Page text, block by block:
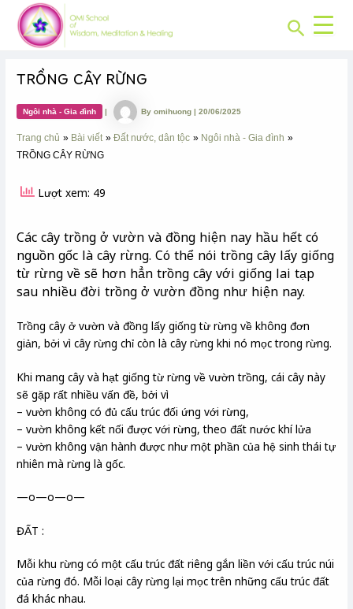
content
Search
TRỒNG CÂY RỪNG
Ngôi nhà - Gia đình | Byomihuong|20/06/2025
Trang chủ Bài viết Đất nước, dân tộc
Ngôi nhà - Gia đình
TRỒNG CÂY RỪNG
Lượt xem: 49
Các cây trồng ở vườn và đồng hiện nay hầu hết có
nguồn gốc là cây rừng. Có thể nói trồng cây lấy giống
từ rừng về sẽ hơn hẳn trồng cây với giống lai tạp
sau nhiều đời trồng ở vườn đồng như hiện nay.
Trồng cây ở vườn và đồng lấy giống từ rừng về không đơn
giản, bởi vì cây rừng chỉ còn là cây rừng khi nó mọc trong rừng.
Khi mang cây và hạt giống từ rừng về vườn trồng, cái cây này
sẽ gặp rất nhiều vấn đề, bởi vì
– vườn không có đủ cấu trúc đối ứng với rừng,
– vườn không kết nối được với rừng, theo đất nước khí lửa
– vườn không vận hành được như một phần của hệ sinh thái tự
nhiên mà rừng là gốc.
—o—o—o—
ĐẤT :
Mỗi khu rừng có một cấu trúc đất riêng gắn liền với cấu trúc núi
của rừng đó. Mỗi loại cây rừng lại mọc trên những cấu trúc đất
đá khác nhau.
Post
navigation
CHUYÊN
MỤC: